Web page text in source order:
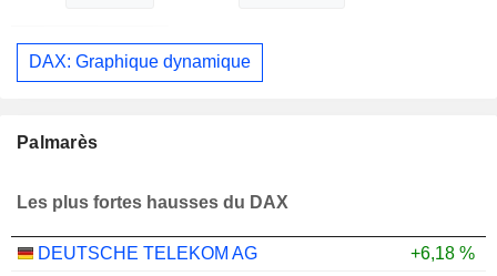
DAX: Graphique dynamique
Palmarès
Les plus fortes hausses du DAX
DEUTSCHE TELEKOM AG
+6,18 %